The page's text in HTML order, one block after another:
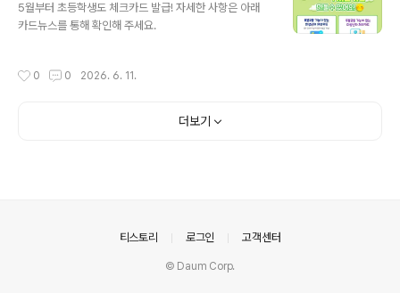
5월부터 초등학생도 체크카드 발급! 자세한 사항은 아래
카드뉴스를 통해 확인해 주세요.
0 0 2026. 6. 11.
더보기
티스토리 로그인 고객센터
© Daum Corp.